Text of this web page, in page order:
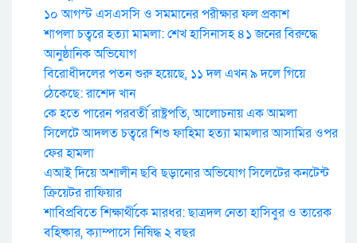
১০ আগস্ট এসএসসি ও সমমানের পরীক্ষার ফল প্রকাশ
শাপলা চত্বরে হত্যা মামলা: শেখ হাসিনাসহ ৪১ জনের বিরুদ্ধে
আনুষ্ঠানিক অভিযোগ
বিরোধীদলের পতন শুরু হয়েছে, ১১ দল এখন ৯ দলে গিয়ে
ঠেকেছে: রাশেদ খান
কে হতে পারেন পরবর্তী রাষ্ট্রপতি, আলোচনায় এক আমলা
সিলেটে আদলত চত্বরে শিশু ফাহিমা হত্যা মামলার আসামির ওপর
ফের হামলা
এআই দিয়ে অশালীন ছবি ছড়ানোর অভিযোগ সিলেটের কনটেন্ট
ক্রিয়েটর রাফিয়ার
শাবিপ্রবিতে শিক্ষার্থীকে মারধর: ছাত্রদল নেতা হাসিবুর ও তারেক
বহিষ্কার, ক্যাম্পাসে নিষিদ্ধ ২ বছর